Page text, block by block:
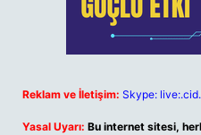
Reklam ve İletişim: Skype:
Yasal Uyarı: Bu internet sitesi,